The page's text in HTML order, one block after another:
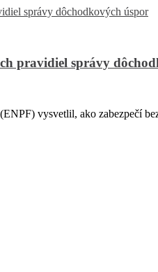
pravidiel správy
vysvetlil, ako zabezpečí